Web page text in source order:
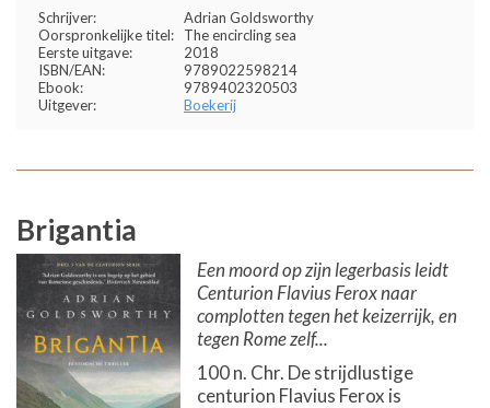
Schrijver:
Adrian Goldsworthy
Oorspronkelijke titel:
The encircling sea
Eerste uitgave:
2018
ISBN/EAN:
9789022598214
Ebook:
9789402320503
Uitgever:
Boekerij
Brigantia
Een moord op zijn legerbasis leidt
Centurion Flavius Ferox naar
complotten tegen het keizerrijk, en
tegen Rome zelf...
100 n. Chr. De strijdlustige
centurion Flavius Ferox is